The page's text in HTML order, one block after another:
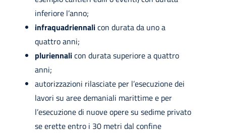
inferiore l’anno;
infraquadriennalicon durata da uno a
quattro anni;
pluriennalicon durata superiore a quattro
anni;
autorizzazioni rilasciate per l’esecuzione dei
lavori su aree demaniali marittime e per
l’esecuzione di nuove opere su sedime privato
se erette entro i 30 metri dal confine